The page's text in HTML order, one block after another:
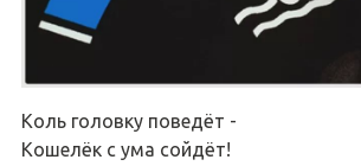
Коль головку поведёт -
Кошелёк с ума сойдёт!